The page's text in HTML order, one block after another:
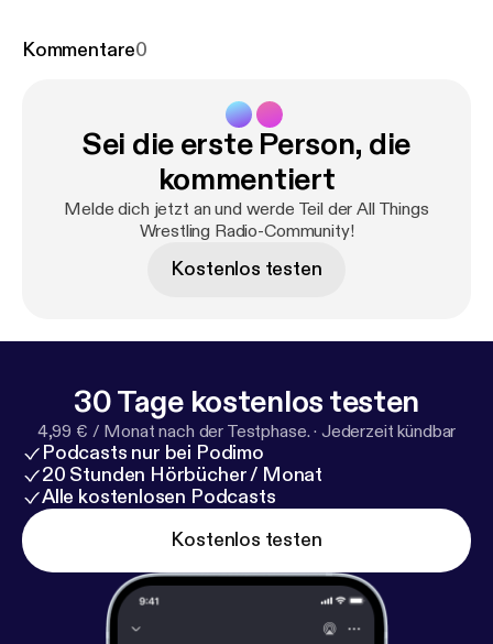
Kommentare0
Sei die erste Person, die
kommentiert
Melde dich jetzt an und werde Teil der All Things
Wrestling Radio-Community!
Kostenlos testen
30 Tage kostenlos testen
4,99 € / Monat nach der Testphase. · Jederzeit kündbar
Podcasts nur bei Podimo
20 Stunden Hörbücher / Monat
Alle kostenlosen Podcasts
Kostenlos testen